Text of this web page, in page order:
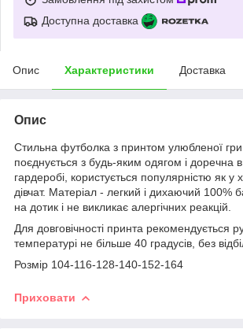
Доступна доставка
Опис Характеристики Доставка
Опис
Стильна футболка з принтом улюбленої
поєднується з будь-яким одягом і доречна
гардеробі, користується популярністю як у
дівчат. Матеріал - легкий і дихаючий 100%
на дотик і не викликає алергічних реакцій.
Для довговічності принта рекомендується
температурі не більше 40 градусів, без
Розмір 104-116-128-140-152-164
Приховати